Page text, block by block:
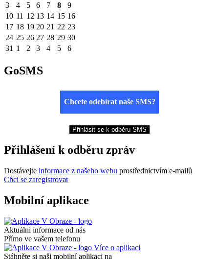
3
4 5 6 7 8
9
10 11 12 13 14 15 16
17 18 19 20 21 22 23
24 25 26 27 28 29 30
31 1 2 3 4 5 6
GoSMS
Chcete odebírat naše SMS?
Přihlásit se k odběru SMS
Přihlášení k odběru zpráv
Dostávejte informace z našeho webu prostřednictvím e-mailů
Chci se zaregistrovat
Mobilní aplikace
Aktuální informace od nás
Přímo ve vašem telefonu
Více o aplikaci
Stáhněte si naši mobilní aplikaci na